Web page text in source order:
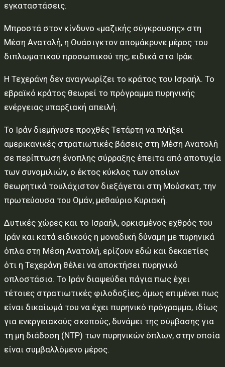
εγκαταστάσεις.
Μπροστά στον κίνδυνο «μαζικής σύγκρουσης» στη
Μέση Ανατολή, η Ουάσιγκτον απομάκρυνε μέρος του
διπλωματικού προσωπικού της, ειδικά στο Ιράκ.
Η Τεχεράνη δεν αναγνωρίζει το κράτος του Ισραήλ. Το
εβραϊκό κράτος θεωρεί το πρόγραμμα πυρηνικής
ενέργειας υπαρξιακή απειλή.
Το Ιράν διεμήνυσε προχθές Τετάρτη να πλήξει
αμερικανικές στρατιωτικές βάσεις στη Μέση Ανατολή
σε περίπτωση ένοπλης σύρραξης έπειτα από αποτυχία
των συνομιλιών, ο έκτος κύκλος των οποίων
θεωρητικά τουλάχιστον διεξάγεται στη Μούσκατ, την
πρωτεύουσα του Ομάν, μεθαύριο Κυριακή.
Δυτικές χώρες και το Ισραήλ, ορκισμένος εχθρός του
Ιράν και κατά ειδικούς η μοναδική δύναμη με πυρηνικά
όπλα στη Μέση Ανατολή, ερίζουν εδώ και δεκαετίες
ότι η Τεχεράνη θέλει να αποκτήσει πυρηνικό
οπλοστάσιο. Το Ιράν διαψεύδει πάγια πως έχει
τέτοιες στρατιωτικές φιλοδοξίες, όμως επιμένει πως
είναι δικαίωμά του να έχει πυρηνικό πρόγραμμα, ιδίως
για ενεργειακούς σκοπούς, δυνάμει της σύμβασης για
τη μη διάδοση (NTP) των πυρηνικών όπλων, στην οποία
είναι συμβαλλόμενο μέρος.